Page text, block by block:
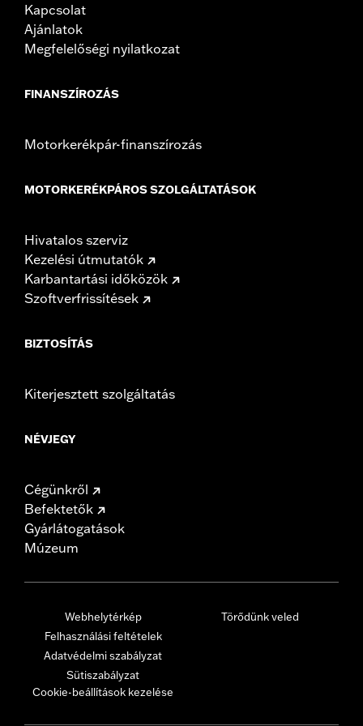
Kapcsolat
Ajánlatok
Megfelelőségi nyilatkozat
FINANSZÍROZÁS
Motorkerékpár-finanszírozás
MOTORKERÉKPÁROS SZOLGÁLTATÁSOK
Hivatalos szerviz
Kezelési útmutatók
Karbantartási időközök
Szoftverfrissítések
BIZTOSÍTÁS
Kiterjesztett szolgáltatás
NÉVJEGY
Cégünkről
Befektetők
Gyárlátogatások
Múzeum
Webhelytérkép
Felhasználási feltételek
Adatvédelmi szabályzat
Sütiszabályzat
Cookie-beállítások kezelése
Törődünk veled